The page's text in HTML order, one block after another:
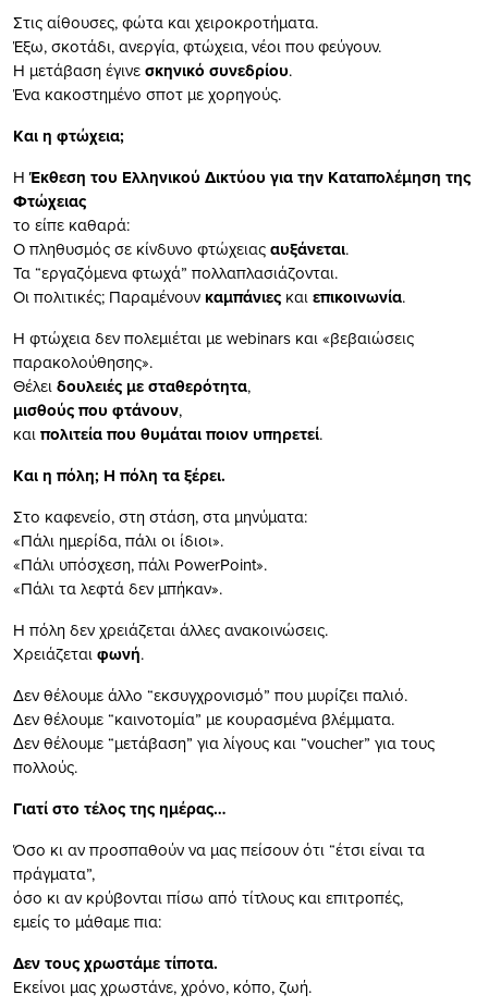
Στις αίθουσες, φώτα και χειροκροτήματα.
Έξω, σκοτάδι, ανεργία, φτώχεια, νέοι που φεύγουν.
Η μετάβαση έγινεσκηνικό συνεδρίου.
Ένα κακοστημένο σποτ με χορηγούς.
Και η φτώχεια;
ΗΈκθεση του Ελληνικού Δικτύου για την Καταπολέμηση της
Φτώχειας
το είπε καθαρά:
Ο πληθυσμός σε κίνδυνο φτώχειαςαυξάνεται.
Τα “εργαζόμενα φτωχά” πολλαπλασιάζονται.
Οι πολιτικές; Παραμένουν καμπάνιες καιεπικοινωνία.
Η φτώχεια δεν πολεμιέται με webinars και «βεβαιώσεις
παρακολούθησης».
Θέλειδουλειές με σταθερότητα,
μισθούς που φτάνουν,
καιπολιτεία που θυμάται ποιον υπηρετεί.
Και η πόλη; Η πόλη τα ξέρει.
Στο καφενείο, στη στάση, στα μηνύματα:
«Πάλι ημερίδα, πάλι οι ίδιοι».
«Πάλι υπόσχεση, πάλι PowerPoint».
«Πάλι τα λεφτά δεν μπήκαν».
Η πόλη δεν χρειάζεται άλλες ανακοινώσεις.
Χρειάζεταιφωνή.
Δεν θέλουμε άλλο “εκσυγχρονισμό” που μυρίζει παλιό.
Δεν θέλουμε “καινοτομία” με κουρασμένα βλέμματα.
Δεν θέλουμε “μετάβαση” για λίγους και “voucher” για τους
πολλούς.
Γιατί στο τέλος της ημέρας…
Όσο κι αν προσπαθούν να μας πείσουν ότι “έτσι είναι τα
πράγματα”,
όσο κι αν κρύβονται πίσω από τίτλους και επιτροπές,
εμείς το μάθαμε πια:
Δεν τους χρωστάμε τίποτα.
Εκείνοι μας χρωστάνε, χρόνο, κόπο, ζωή.